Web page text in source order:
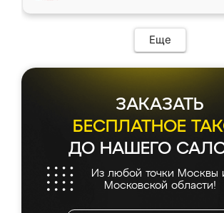
Еще
ЗАКАЗАТЬ
БЕСПЛАТНОЕ
ДО НАШЕГО
Из любой точки Москвы
Московской области!